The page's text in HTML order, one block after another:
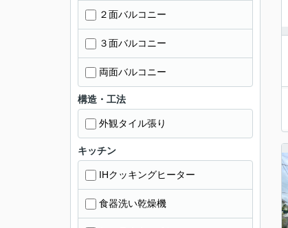
２面バルコニー
３面バルコニー
両面バルコニー
構造・工法
外観タイル張り
キッチン
IHクッキングヒーター
食器洗い乾燥機